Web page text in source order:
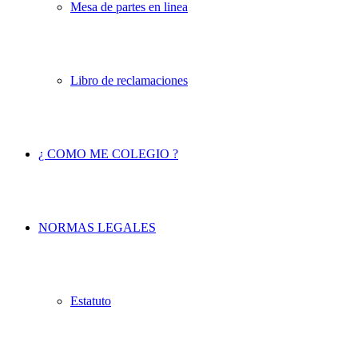
Mesa de partes en linea
Libro de reclamaciones
¿ COMO ME COLEGIO ?
NORMAS LEGALES
Estatuto